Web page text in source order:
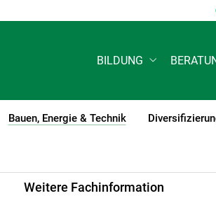
BILDUNG
Bauen, Energie & Technik
(current)1
Weitere Fachinformation